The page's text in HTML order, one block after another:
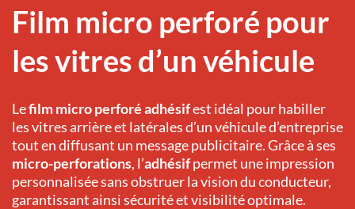
Film micro perforé pour
les vitres d’un véhicule
Lefilm micro perforé adhésifest idéal pour habiller
les vitres arrière et latérales d’un véhicule d’entreprise
tout en diffusant un message publicitaire. Grâce à ses
micro-perforations, l’adhésifpermet une impression
personnalisée sans obstruer la vision du conducteur,
garantissant ainsi sécurité et visibilité optimale.